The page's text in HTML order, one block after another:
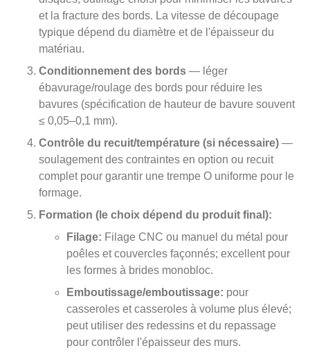
et la fracture des bords. La vitesse de découpage
typique dépend du diamètre et de l'épaisseur du
matériau.
Conditionnement des bords — léger
ébavurage/roulage des bords pour réduire les
bavures (spécification de hauteur de bavure souvent
≤ 0,05–0,1 mm).
Contrôle du recuit/température (si nécessaire) —
soulagement des contraintes en option ou recuit
complet pour garantir une trempe O uniforme pour le
formage.
Formation (le choix dépend du produit final):
Filage: Filage CNC ou manuel du métal pour
poêles et couvercles façonnés; excellent pour
les formes à brides monobloc.
Emboutissage/emboutissage: pour
casseroles et casseroles à volume plus élevé;
peut utiliser des redessins et du repassage
pour contrôler l'épaisseur des murs.